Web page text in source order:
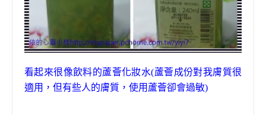
看起來很像飲料的蘆薈化妝水(蘆薈成份對我膚質很
適用 ， 但有些人的膚質 ， 使用蘆薈卻會過敏)